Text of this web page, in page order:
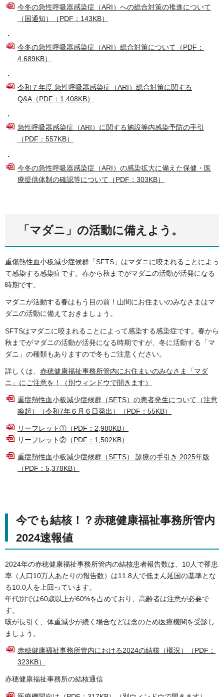
今冬の急性呼吸器感染症（ARI）への総合対策の推進について
（国通知）（PDF：143KB）
・
今冬の急性呼吸器感染症（ARI）総合対策について（PDF：
4,689KB）
・
令和７年度 急性呼吸器感染症（ARI）総合対策に関する
Q&A（PDF：1,408KB）
・
急性呼吸器感染症（ARI）に関する施設等内感染予防の手引
（PDF：557KB）
・
今冬の急性呼吸器感染症（ARI）の感染拡大に備えた保健・医
療提供体制の確認等について（PDF：303KB）
「マダニ」の活動に備えよう。
重傷熱性血小板減少症候群「SFTS」はマダニに咬まれることによっ
て感染する感染症です。春から秋までがマダニの活動が活発になる
時期です。
マダニが活動する春はもう目の前！山間にお住まいのみなさまはマ
ダニの活動に備えておきましょう。
SFTSはマダニに咬まれることによって感染する感染症です。春から
秋までがマダニの活動が活発になる時期ですが、冬に活動する「マ
ダニ」の種類もありますので冬もご注意ください。
詳しくは、 赤穂健康福祉事務所管内にお住まいのみなさま「マダ
ニ」にご注意を！（別ウィンドウで開きます）
重症熱性血小板減少症候群（SFTS）の患者発生について（注意
喚起）（令和7年６月６日発出）（PDF：55KB）
リーフレット①（PDF：2,980KB）
リーフレット②（PDF：1,502KB）
重症熱性血小板減少症候群（SFTS） 診療の手引き 2025年版
（PDF：5,378KB）
今でも結核！？赤穂健康福祉事務所管内
2024速報値
2024年の赤穂健康福祉事務所管内の結核患者報告数は、10人で罹患
率（人口10万人あたりの報告数）は11.8人で低まん延国の基準とな
る10.0人を上回っています。
年代別では60歳以上が60%を占めており、高齢者は注意が必要で
す。
咳が長引く、体重減少が続く場合などは念のため医療機関を受診し
ましょう。
赤穂健康福祉事務所管内における2024の結核（概況）（PDF：
323KB）
赤穂健康福祉事務所の結核通信